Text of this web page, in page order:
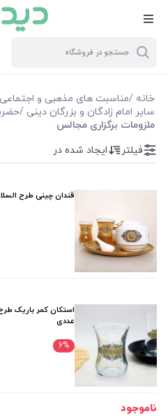
خانه /مناسبت های مذهبی و اجتماعی
سایر امام زادگان و بزرگان دینی /
ملزومات برگزاری مجالس
فیلتر بر اساس قیمت
فیلترها
نمایش همه محصولات
فیلتر ایجاد شده در
قندان چینی طرح
عددی
6%
ناموجود